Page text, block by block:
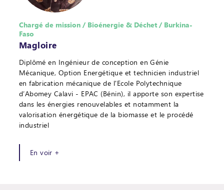
Chargé de mission / Bioénergie & Déchet / Burkina-
Faso
Magloire
Diplômé en Ingénieur de conception en Génie
Mécanique, Option Energétique et technicien industriel
en fabrication mécanique de l'Ecole Polytechnique
d’Abomey Calavi - EPAC (Bénin), il apporte son expertise
dans les énergies renouvelables et notamment la
valorisation énergétique de la biomasse et le procédé
industriel
En voir +